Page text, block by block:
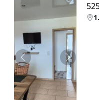
Zurück Weiter